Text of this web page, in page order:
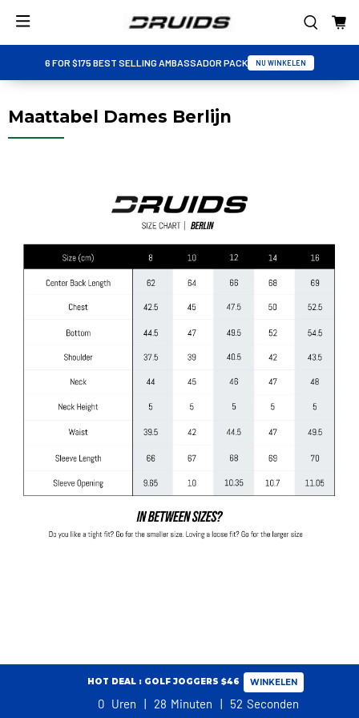
6 FOR $175 BEST SELLING AMBASSADOR PACK NU WINKELEN
Maattabel Dames Berlijn
HOT DEAL : GOLF JOGGERS $46 WINKELEN
0 Uren 28 Minuten 52 Seconden